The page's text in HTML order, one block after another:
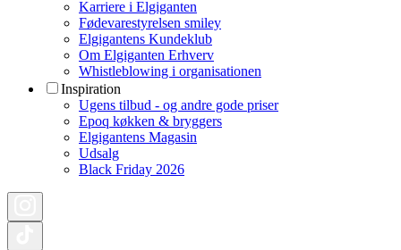
Karriere i Elgiganten
Fødevarestyrelsen smiley
Elgigantens Kundeklub
Om Elgiganten Erhverv
Whistleblowing i organisationen
Inspiration
Ugens tilbud - og andre gode priser
Epoq køkken & bryggers
Elgigantens Magasin
Udsalg
Black Friday 2026